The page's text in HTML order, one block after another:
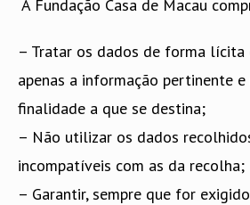
A Fundação Casa de Macau
– Tratar os dados de forma lícita
apenas a informação pertinente e
finalidade a que se destina;
– Não utilizar os dados
incompatíveis com as da recolha;
– Garantir, sempre que for